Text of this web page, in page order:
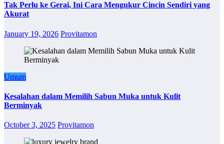
Tak Perlu ke Gerai, Ini Cara Mengukur Cincin Sendiri yang
Akurat
January 19, 2026 Provitamon
Umum
Kesalahan dalam Memilih Sabun Muka untuk Kulit
Berminyak
October 3, 2025 Provitamon